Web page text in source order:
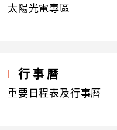
太陽光電專區
行事曆
重要日程表及行事曆